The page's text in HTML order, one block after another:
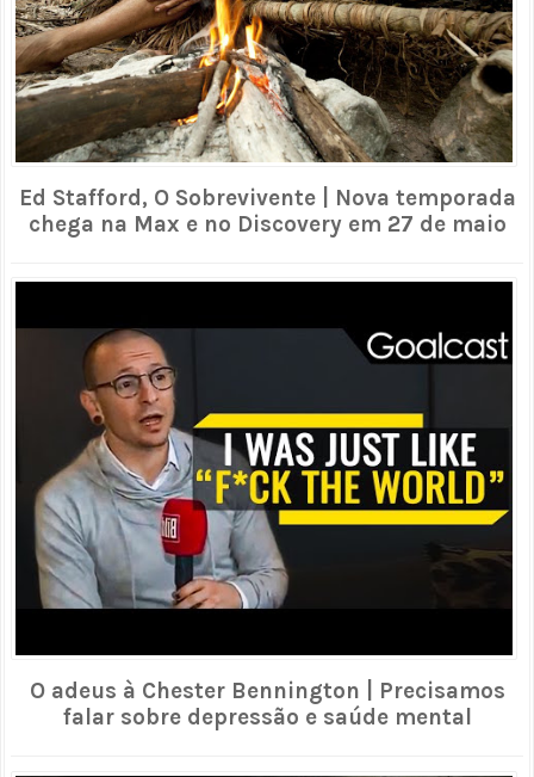
Ed Stafford, O Sobrevivente | Nova temporada
chega na Max e no Discovery em 27 de maio
O adeus à Chester Bennington | Precisamos
falar sobre depressão e saúde mental